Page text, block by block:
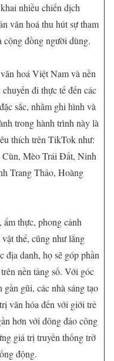
nhiều chiến dịch
văn hoá thu hút sự tham
cộng đồng người dùng.
hoá Việt Nam và nền
đi thực tế đến các
sắc, nhằm ghi hình và
trong hành trình này là
thích trên TikTok như:
Mèo Trái Đất, Ninh
Trang Thảo, Hoàng
thực, phong cảnh
thể, cũng như lắng
địa danh, họ sẽ góp phần
nền tảng số. Với góc
gũi, các nhà sáng tạo
văn hóa đến với giới trẻ
hơn với đông đảo công
giá trị truyền thống trở
động.